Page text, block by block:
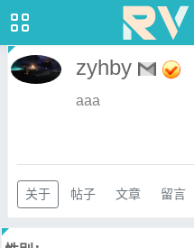
zyhby
aaa
关于 帖子 文章 留言